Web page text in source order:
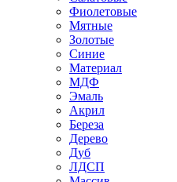
Фиолетовые
Мятные
Золотые
Синие
Материал
МДФ
Эмаль
Акрил
Береза
Дерево
Дуб
ЛДСП